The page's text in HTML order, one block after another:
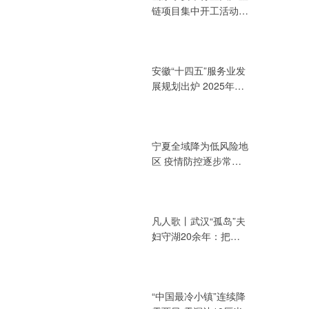
链项目集中开工活动
安徽“十四五”服务业发
展规划出炉 2025年增
宁夏全域降为低风险地
区 疫情防控逐步常态
凡人歌丨武汉“孤岛”夫
妇守湖20余年：把青
“中国最冷小镇”连续降